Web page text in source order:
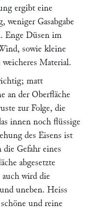
ergibt eine
Gasabgabe
Enge Düsen im
sowie kleine
Material.
matt
an der Oberfläche
zur Folge, die
innen noch flüssige
des Eisens ist
Gefahr eines
abgesetzte
wird die
uneben. Heiss
und reine